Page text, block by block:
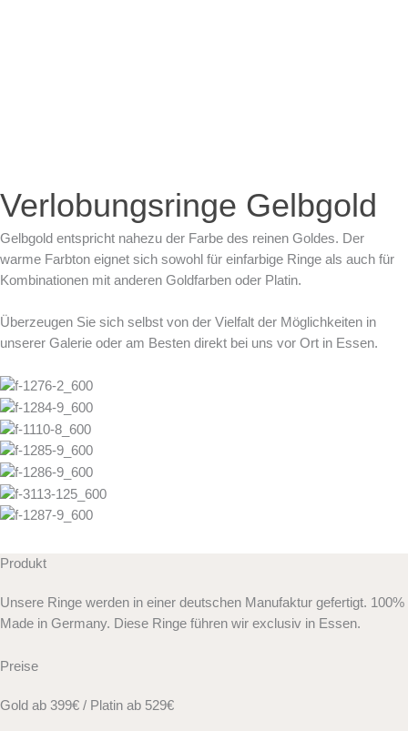
Verlobungsringe Gelbgold
Gelbgold entspricht nahezu der Farbe des reinen Goldes. Der
warme Farbton eignet sich sowohl für einfarbige Ringe als auch für
Kombinationen mit anderen Goldfarben oder Platin.
Überzeugen Sie sich selbst von der Vielfalt der Möglichkeiten in
unserer Galerie oder am Besten direkt bei uns vor Ort in Essen.
Produkt
Unsere Ringe werden in einer deutschen Manufaktur gefertigt. 100%
Made in Germany. Diese Ringe führen wir exclusiv in Essen.
Preise
Gold ab 399€ / Platin ab 529€